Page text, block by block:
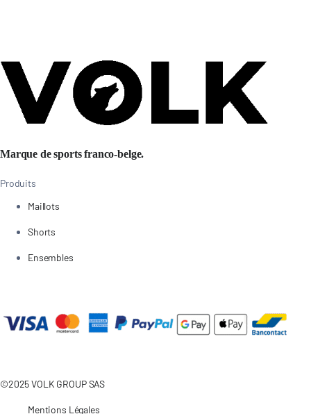
Marque de sports franco-belge.
Produits
Maillots
Shorts
Ensembles
©2025 VOLK GROUP SAS
Mentions Légales